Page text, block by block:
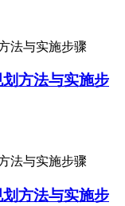
方法与实施步
方法与实施步